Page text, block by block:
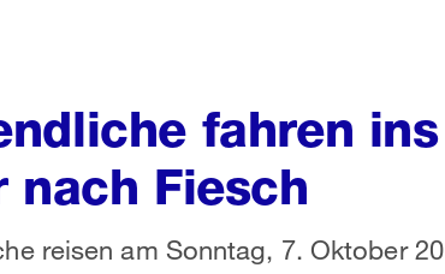
fahren ins
nach Fiesch
reisen am Sonntag, 7. Oktober